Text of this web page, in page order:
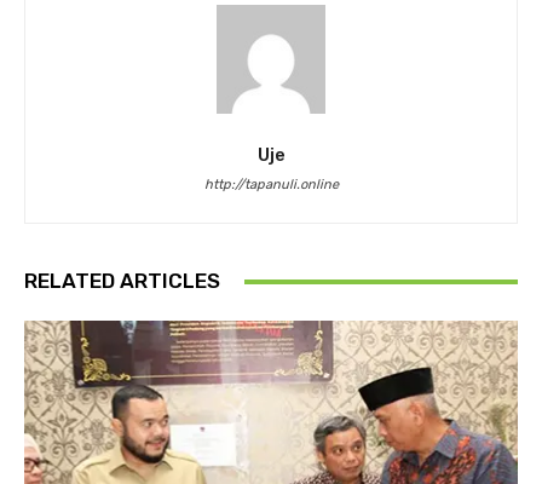
Uje
http://tapanuli.online
RELATED ARTICLES